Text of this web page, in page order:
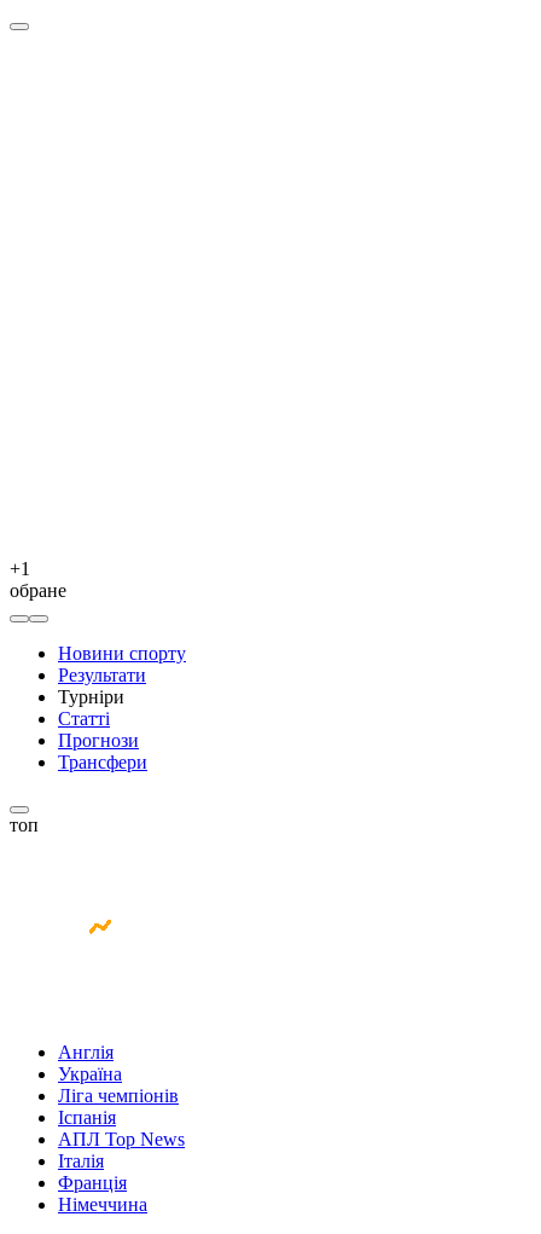
+1
обране
Новини спорту
Результати
Турніри
Статті
Прогнози
Трансфери
топ
Англія
Україна
Ліга чемпіонів
Іспанія
АПЛ Top News
Італія
Франція
Німеччина